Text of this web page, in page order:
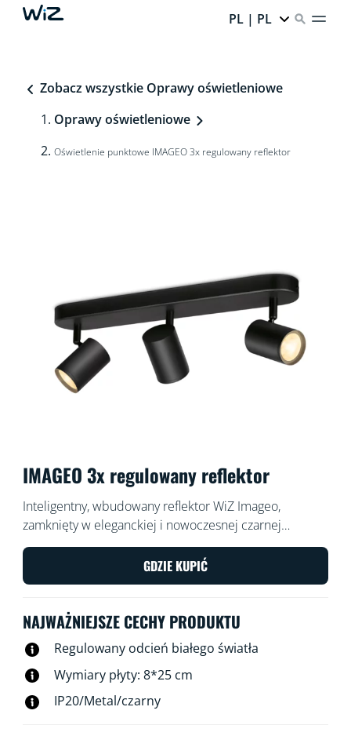
PL | PL
Zobacz wszystkie Oprawy oświetleniowe
Oprawy oświetleniowe
Oświetlenie punktowe IMAGEO 3x regulowany reflektor
IMAGEO 3x regulowany reflektor
Inteligentny, wbudowany reflektor WiZ Imageo,
zamknięty w eleganckiej i nowoczesnej czarnej
oprawie, świeci trzema regulowanymi snopami światła
w ciepłej lub chłodnej temperaturze barwowej bieli.
Możesz nim sterować za pomocą aplikacji WiZ lub
GDZIE KUPIĆ
NAJWAŻNIEJSZE CECHY PRODUKTU
Regulowany odcień białego światła
Wymiary płyty: 8*25 cm
IP20/Metal/czarny